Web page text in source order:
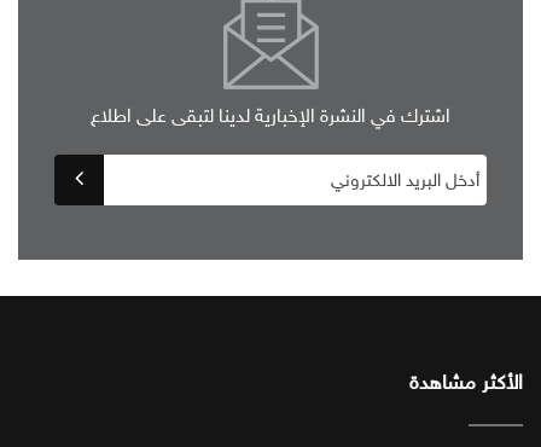
اشترك في النشرة الإخبارية لدينا لتبقى على اطلاع
الأكثر مشاهدة